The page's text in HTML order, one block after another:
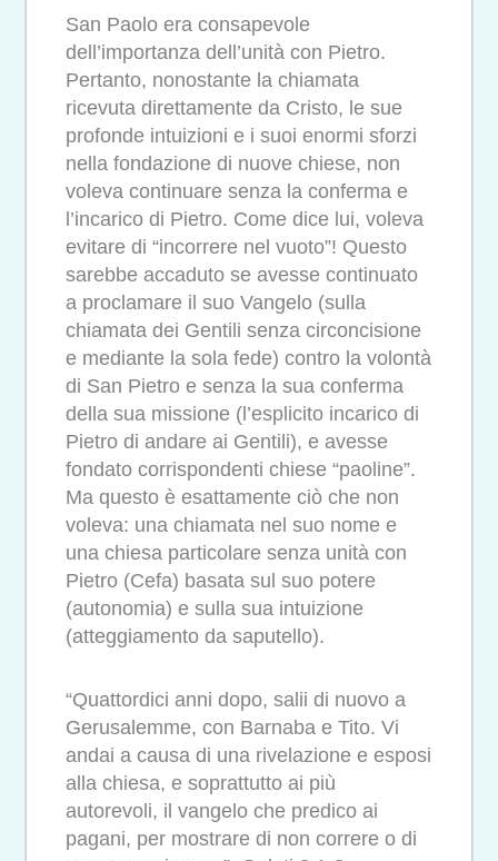
San Paolo era consapevole
dell’importanza dell’unità con Pietro.
Pertanto, nonostante la chiamata
ricevuta direttamente da Cristo, le sue
profonde intuizioni e i suoi enormi sforzi
nella fondazione di nuove chiese, non
voleva continuare senza la conferma e
l’incarico di Pietro. Come dice lui, voleva
evitare di “incorrere nel vuoto”! Questo
sarebbe accaduto se avesse continuato
a proclamare il suo Vangelo (sulla
chiamata dei Gentili senza circoncisione
e mediante la sola fede) contro la volontà
di San Pietro e senza la sua conferma
della sua missione (l’esplicito incarico di
Pietro di andare ai Gentili), e avesse
fondato corrispondenti chiese “paoline”.
Ma questo è esattamente ciò che non
voleva: una chiamata nel suo nome e
una chiesa particolare senza unità con
Pietro (Cefa) basata sul suo potere
(autonomia) e sulla sua intuizione
(atteggiamento da saputello).
“Quattordici anni dopo, salii di nuovo a
Gerusalemme, con Barnaba e Tito. Vi
andai a causa di una rivelazione e esposi
alla chiesa, e soprattutto ai più
autorevoli, il vangelo che predico ai
pagani, per mostrare di non correre o di